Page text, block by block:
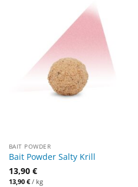
BAIT POWDER
Bait Powder Salty Krill
13,90 €
13,90 €/ kg